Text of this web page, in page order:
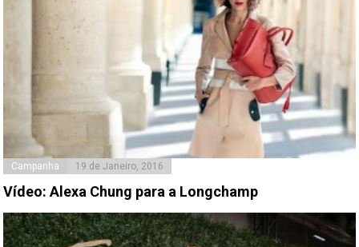
Campanha 19 de Janeiro, 2016
Vídeo: Alexa Chung para a Longchamp